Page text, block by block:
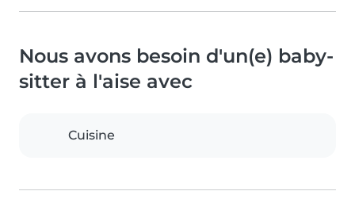
Nous avons besoin d'un(e) baby-
sitter à l'aise avec
Cuisine